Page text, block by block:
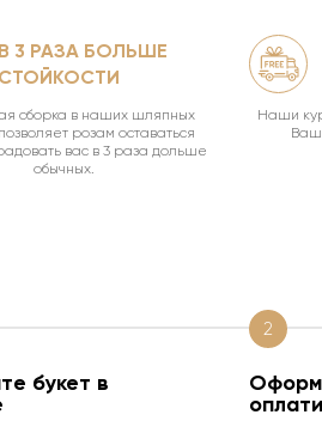
В 3 РАЗА БОЛЬШЕ
СТОЙКОСТИ
сборка в наших шляпных
розам оставаться
вас в 3 раза дольше
обычных.
Наши
Ваш
букет в
2